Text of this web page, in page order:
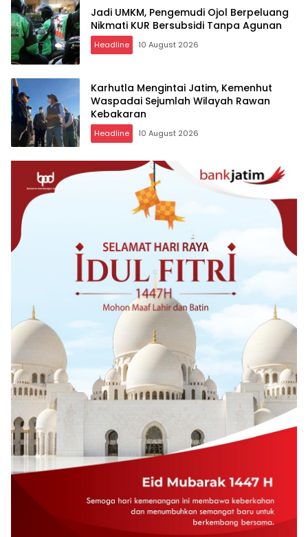
Jadi UMKM, Pengemudi Ojol Berpeluang
Nikmati KUR Bersubsidi Tanpa Agunan
Headline 10 August 2026
Karhutla Mengintai Jatim, Kemenhut
Waspadai Sejumlah Wilayah Rawan
Kebakaran
Headline 10 August 2026